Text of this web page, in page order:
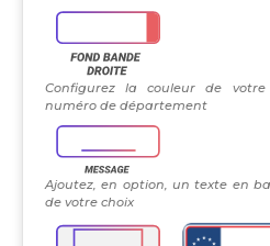
Configurez la couleur de
numéro de département
Ajoutez, en option, un texte en
de votre choix